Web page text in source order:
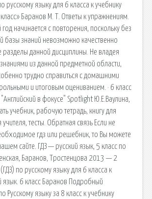
русскому языку для 6 класса к учебнику
Баранов М. Т. Ответы к упражнениям.
начинается с повторения, поскольку без
базы знаний невозможно качественно
разделы данной дисциплины. Не владея
из данной предметной области,
трудно справиться с домашними
и итоговым оцениванием. · 6 класс
"Английский в фокусе" Spotlight Ю.Е.Ваулина,
учебник, рабочую тетрадь, книгу для
учителя, тесты. Обратная связь Если не
гдз или решебник, то Вы можете
сайте. ГДЗ — русский язык, 5 класс по
Баранов, Тростенцова 2013 — 2
по русскому языку для 6 класса к
язык. 6 класс Баранов Подробный
Русскому языку за 8 класс к учебнику